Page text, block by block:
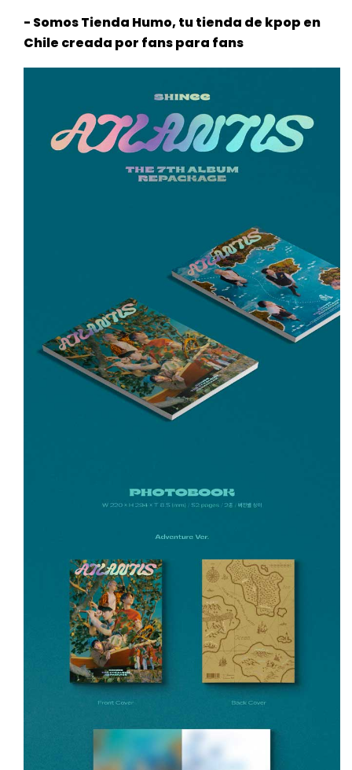
- Somos Tienda Humo, tu tienda de kpop en
Chile creada por fans para fans